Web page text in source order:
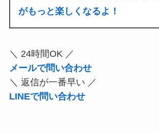
がもっと楽しくなるよ！
＼ 24時間OK ／
メールで問い合わせ
＼ 返信が一番早い ／
LINEで問い合わせ